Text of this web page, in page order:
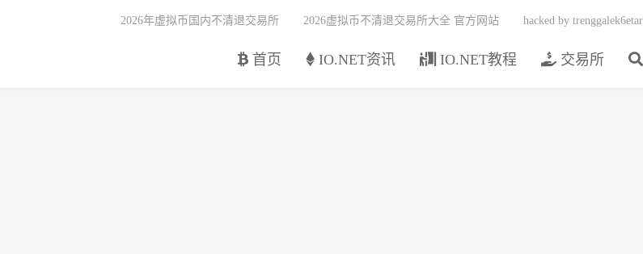
首页 IO.NET资讯 IO.NET教程 交易所
2026年虚拟币国内不清退交易所 2026虚拟币不清退交易所大全 官方网站 hacked by trenggalek6etar